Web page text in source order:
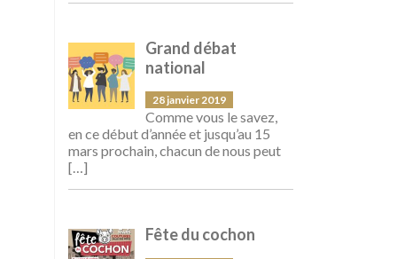
Grand débat
national
28 janvier 2019
Comme vous le savez,
en ce début d’année et jusqu’au 15
mars prochain, chacun de nous peut
[…]
Fête du cochon